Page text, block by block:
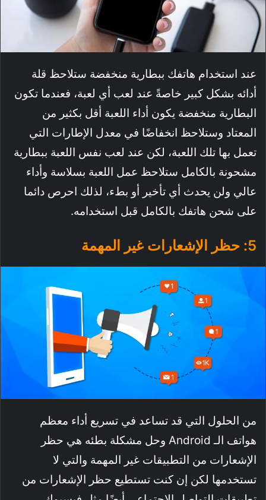
عند استخدام هاتفك ببطارية منخفضة ستلاحظ قلة
أدائه بشكل كبير خاصةً عند لعب أي لعبة، فعندما تكون
البطارية منخفضة يكون أداء اللعبة أقل بكثير من
المعتاد وستلاحظ انخفاضًا في معدل الإطارات التي
تعمل بها تلك اللعبة، لكن عند لعب نفس اللعبة ببطارية
مشحونة بالكامل ستلاحظ عمل اللعبة بسلاسة وأداء
عالي ولن يحدث أي تأخير أو بطء، لذلك احرص دائما
على شحن هاتفك بالكامل قبل استخدامه.
5: حظر الإشعارات غير المهمة
من الحلول التي قد تساعد في تسريع أداء معظم
هواتف الـ Android وحل مشكلة بطئه هي حظر
الإشعارات من التطبيقات غير المهمة والتي لا
تستخدمها لكن إن كنت تستطيع حظر الإشعارات من